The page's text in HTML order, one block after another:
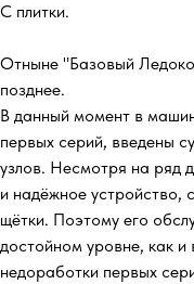
С плитки.
Отныне "Базовый
позднее.
В данный момент в
первых серий, введены
узлов. Несмотря на ряд
и надёжное устройство,
щётки. Поэтому его
достойном уровне, как
недоработки первых